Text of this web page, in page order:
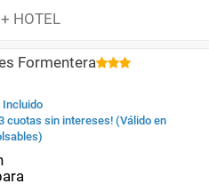
+ HOTEL
Formentera
Incluido
cuotas sin intereses! (Válido en